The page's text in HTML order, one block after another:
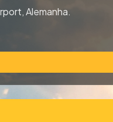
Alemanha.